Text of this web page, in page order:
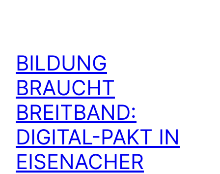
BILDUNG
BRAUCHT
BREITBAND:
DIGITAL-PAKT IN
EISENACHER